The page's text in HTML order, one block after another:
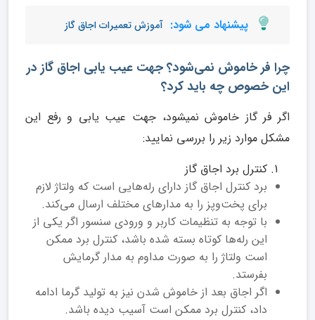
پیشنهاد می شود: آموزش تعمیرات اجاق گاز
چرا فر خاموش نمی‌شود؟ جهت عیب یابی اجاق گاز در
این خصوص چه باید کرد؟
اگر فر گاز خاموش نمیشود، جهت عیب یابی و رفع این
مشکل موارد زیر را بررسی نمایید:
کنترل برد اجاق گاز
برد کنترل اجاق گاز دارای رله‌هایی است که ولتاژ لازم
برای پخت‌وپز را به مدارهای مختلف ارسال می‌کند.
با توجه به تنظیمات کاربر و ورودی سنسور اگر یکی از
این رله‌ها کوتاه بسته ‌شده باشد، کنترل برد ممکن
است ولتاژ را به صورت مداوم به مدار گرمایش
بفرستد.
اگر اجاق بعد از خاموش شدن نیز به تولید گرما ادامه
داد، کنترل برد ممکن است آسیب ‌دیده باشد.